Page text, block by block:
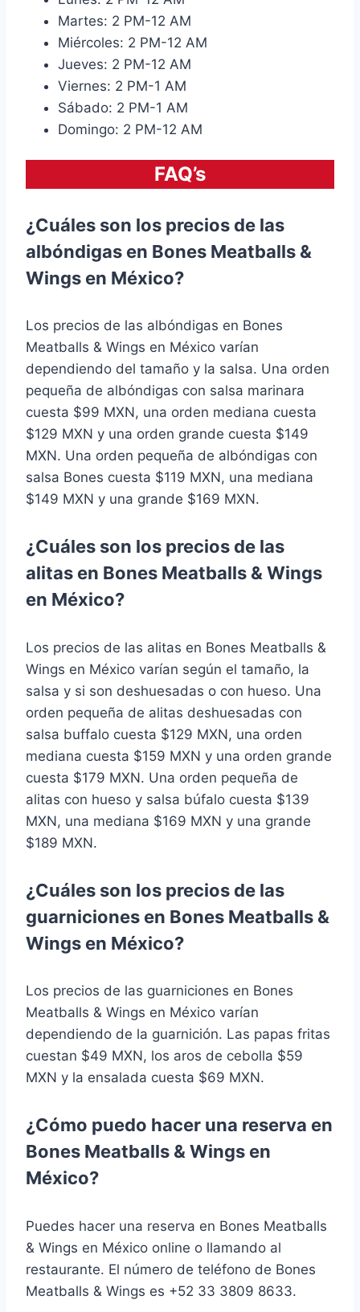
Martes: 2 PM-12 AM
Miércoles: 2 PM-12 AM
Jueves: 2 PM-12 AM
Viernes: 2 PM-1 AM
Sábado: 2 PM-1 AM
Domingo: 2 PM-12 AM
FAQ’s
¿Cuáles son los precios de las
albóndigas en Bones Meatballs &
Wings en México?
Los precios de las albóndigas en Bones
Meatballs & Wings en México varían
dependiendo del tamaño y la salsa. Una orden
pequeña de albóndigas con salsa marinara
cuesta $99 MXN, una orden mediana cuesta
$129 MXN y una orden grande cuesta $149
MXN. Una orden pequeña de albóndigas con
salsa Bones cuesta $119 MXN, una mediana
$149 MXN y una grande $169 MXN.
¿Cuáles son los precios de las
alitas en Bones Meatballs & Wings
en México?
Los precios de las alitas en Bones Meatballs &
Wings en México varían según el tamaño, la
salsa y si son deshuesadas o con hueso. Una
orden pequeña de alitas deshuesadas con
salsa buffalo cuesta $129 MXN, una orden
mediana cuesta $159 MXN y una orden grande
cuesta $179 MXN. Una orden pequeña de
alitas con hueso y salsa búfalo cuesta $139
MXN, una mediana $169 MXN y una grande
$189 MXN.
¿Cuáles son los precios de las
guarniciones en Bones Meatballs &
Wings en México?
Los precios de las guarniciones en Bones
Meatballs & Wings en México varían
dependiendo de la guarnición. Las papas fritas
cuestan $49 MXN, los aros de cebolla $59
MXN y la ensalada cuesta $69 MXN.
¿Cómo puedo hacer una reserva en
Bones Meatballs & Wings en
México?
Puedes hacer una reserva en Bones Meatballs
& Wings en México online o llamando al
restaurante. El número de teléfono de Bones
Meatballs & Wings es +52 33 3809 8633.